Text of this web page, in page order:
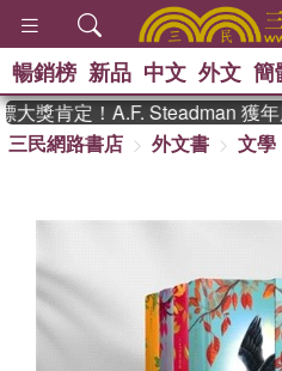
熱搜：
獎 臺
暢銷榜 新品 中文 外文 簡
獎肯定！A.F. Steadman 獲年
三民網路書店
外文書 文學